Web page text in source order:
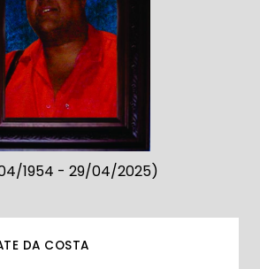
1954 - 29/04/2025)
DA COSTA